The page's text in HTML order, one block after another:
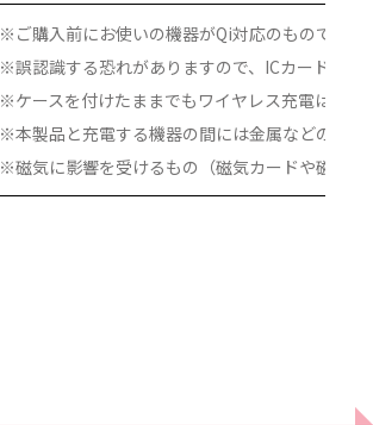
※ご購入前にお使いの機器がQi対応のものである
※誤認識する恐れがありますので、ICカードや
※ケースを付けたままでもワイヤレス充電は可
※本製品と充電する機器の間には金属などの異
※磁気に影響を受けるもの（磁気カードや磁気